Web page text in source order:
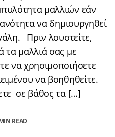
μαλλιών εάν
να δημιουργηθεί
Πριν λουστείτε,
τα μαλλιά σας με
να χρησιμοποιήσετε
να βοηθηθείτε.
σε βάθος τα […]
READ